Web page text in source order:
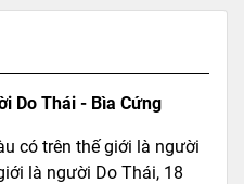
Do Thái - Bìa Cứng
có trên thế giới là người
là người Do Thái, 18